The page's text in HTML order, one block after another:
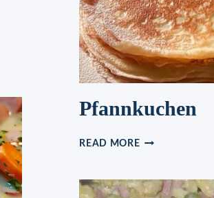
Pfannkuchen
READ MOREPFANNKUCHEN